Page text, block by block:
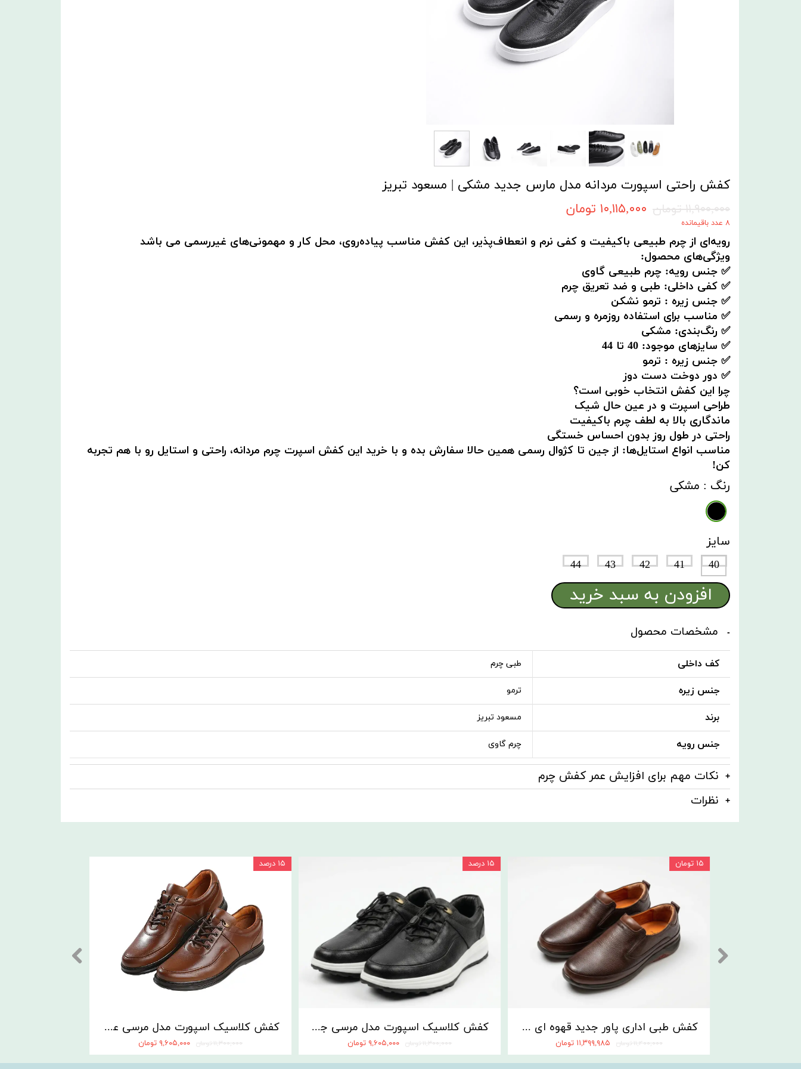
کفش راحتی اسپورت مردانه مدل مارس جدید مشکی | مسعود تبریز
۱۱,۹۰۰,۰۰۰ تومان ۱۰,۱۱۵,۰۰۰ تومان
۸ عدد باقیمانده
رویه‌ای از چرم طبیعی باکیفیت و کفی نرم و انعطاف‌پذیر، این کفش مناسب پیاده‌روی، محل کار و مهمونی‌های غیررسمی می باشد
ویژگی‌های محصول:
✅ جنس رویه: چرم طبیعی گاوی
✅ کفی داخلی: طبی و ضد تعریق چرم
✅ جنس زیره : ترمو نشکن
✅ مناسب برای استفاده روزمره و رسمی
✅ رنگ‌بندی: مشکی
✅ سایزهای موجود: 40 تا 44
✅ جنس زیره : ترمو
✅ دور دوخت دست دوز
چرا این کفش انتخاب خوبی است؟
طراحی اسپرت و در عین حال شیک
ماندگاری بالا به لطف چرم باکیفیت
راحتی در طول روز بدون احساس خستگی
مناسب انواع استایل‌ها: از جین تا کژوال رسمی همین حالا سفارش بده و با خرید این کفش اسپرت چرم مردانه، راحتی و استایل رو با هم تجربه
کن!
رنگ : مشکی
سایز
40
41
42
43
44
افزودن به سبد خرید
مشخصات محصول
کف داخلی طبی چرم
جنس زیره ترمو
برند مسعود تبریز
جنس رویه چرم گاوی
نکات مهم برای افزایش عمر کفش چرم
نظرات
کفش کلاسیک اسپورت مدل مرسی عسلی
۱۱,۳۰۰,۰۰۰ تومان ۹,۶۰۵,۰۰۰ تومان
۱۵ درصد
کفش کلاسیک اسپورت مدل مرسی جدید مشکی
۱۱,۳۰۰,۰۰۰ تومان ۹,۶۰۵,۰۰۰ تومان
۱۵ درصد
کفش طبی اداری پاور جدید قهوه ای | کفش مسعود تبریز
۱۱,۴۰۰,۰۰۰ تومان ۱۱,۳۹۹,۹۸۵ تومان
۱۵ تومان